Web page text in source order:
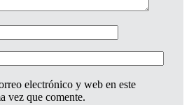
electrónico y web en este
vez que comente.